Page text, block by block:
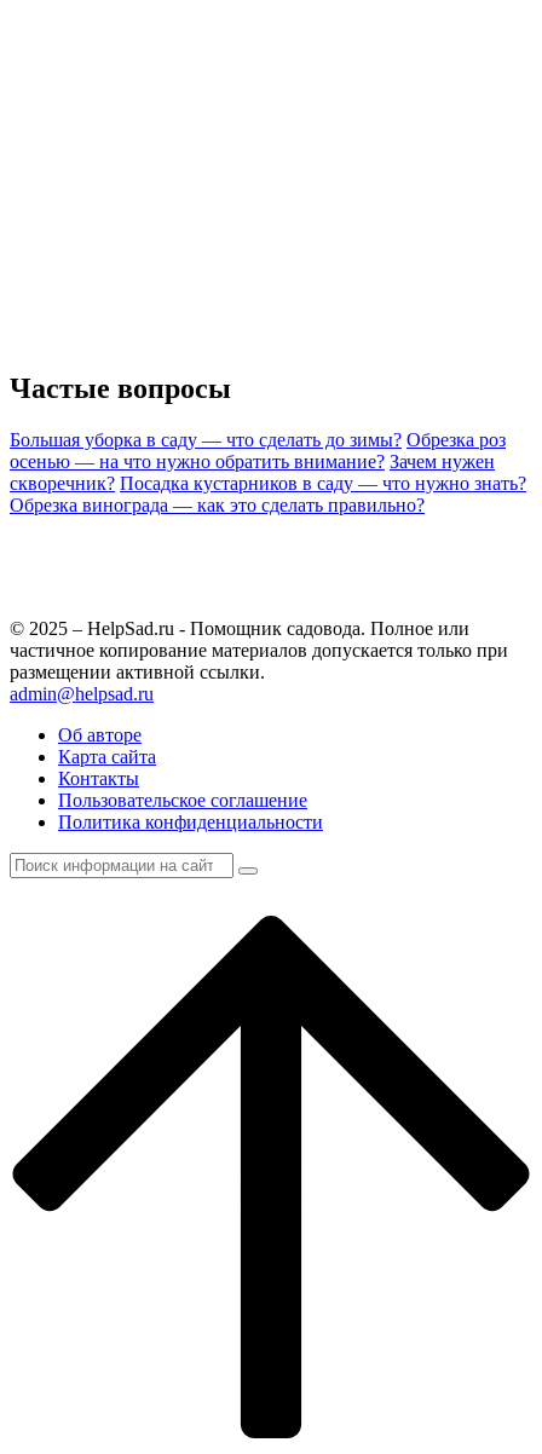
Частые вопросы
Большая уборка в саду — что сделать до зимы? Обрезка роз
осенью — на что нужно обратить внимание? Зачем нужен
скворечник? Посадка кустарников в саду — что нужно знать?
Обрезка винограда — как это сделать правильно?
© 2025 – HelpSad.ru - Помощник садовода. Полное или
частичное копирование материалов допускается только при
размещении активной ссылки.
admin@helpsad.ru
Об авторе
Карта сайта
Контакты
Пользовательское соглашение
Политика конфиденциальности